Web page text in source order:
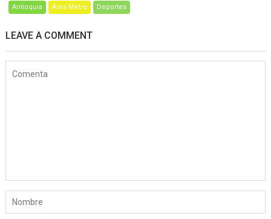
Antioquia Área Metro Deportes
LEAVE A COMMENT